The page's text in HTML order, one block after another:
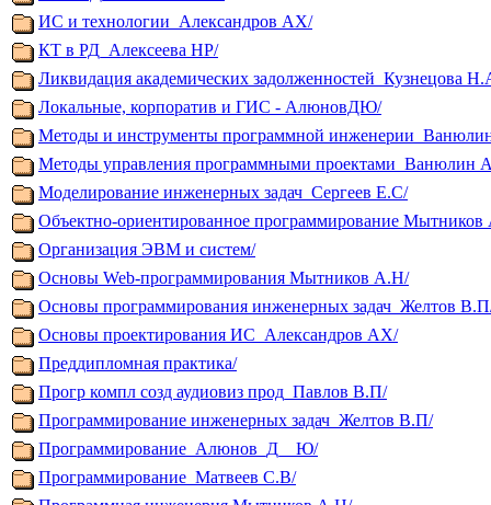
ИС и технологии_Александров АХ/
КТ в РД_Алексеева НР/
Ликвидация академических задолженностей_Кузнецова
Локальные, корпоратив и ГИС - АлюновДЮ/
Методы и инструменты программной
Методы управления программными проектами_Ванюлин
Моделирование инженерных задач_Сергеев Е.С/
Объектно-ориентированное программирование
Организация ЭВМ и систем/
Основы Web-программирования Мытников А.Н/
Основы программирования инженерных задач_Желтов
Основы проектирования ИС_Александров АХ/
Преддипломная практика/
Прогр компл созд аудиовиз прод_Павлов В.П/
Программирование инженерных задач_Желтов В.П/
Программирование_Алюнов_Д__Ю/
Программирование_Матвеев С.В/